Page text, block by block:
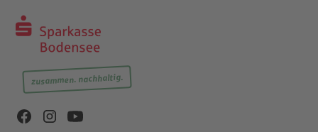
zusammen. nachhaltig.